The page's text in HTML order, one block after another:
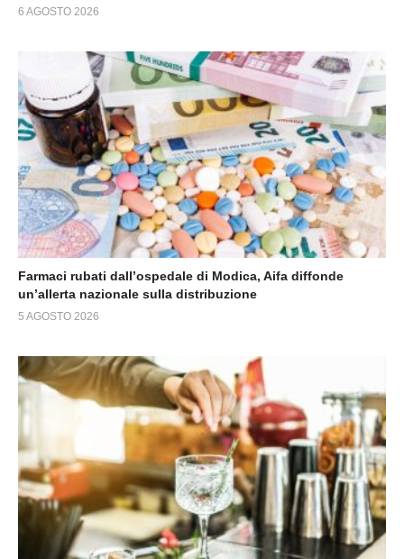
6 AGOSTO 2026
Farmaci rubati dall’ospedale di Modica, Aifa diffonde
un’allerta nazionale sulla distribuzione
5 AGOSTO 2026